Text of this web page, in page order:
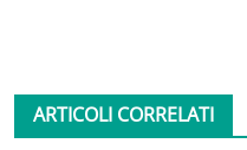
ARTICOLI CORRELATI